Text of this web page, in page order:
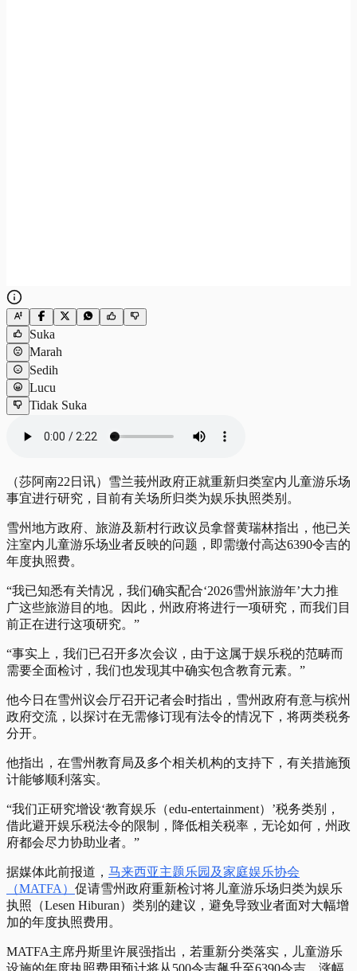
Suka
Marah
Sedih
Lucu
Tidak Suka
（莎阿南22日讯）雪兰莪州政府正就重新归类室内儿童游乐场
事宜进行研究，目前有关场所归类为娱乐执照类别。
雪州地方政府、旅游及新村行政议员拿督黄瑞林指出，他已关
注室内儿童游乐场业者反映的问题，即需缴付高达6390令吉的
年度执照费。
“我已知悉有关情况，我们确实配合‘2026雪州旅游年’大力推
广这些旅游目的地。因此，州政府将进行一项研究，而我们目
前正在进行这项研究。”
“事实上，我们已召开多次会议，由于这属于娱乐税的范畴而
需要全面检讨，我们也发现其中确实包含教育元素。”
他今日在雪州议会厅召开记者会时指出，雪州政府有意与槟州
政府交流，以探讨在无需修订现有法令的情况下，将两类税务
分开。
他指出，在雪州教育局及多个相关机构的支持下，有关措施预
计能够顺利落实。
“我们正研究增设‘教育娱乐（edu-entertainment）’税务类别，
借此避开娱乐税法令的限制，降低相关税率，无论如何，州政
府都会尽力协助业者。”
据媒体此前报道， 马来西亚主题乐园及家庭娱乐协会
（MATFA） 促请雪州政府重新检讨将儿童游乐场归类为娱乐
执照（Lesen Hiburan）类别的建议，避免导致业者面对大幅增
加的年度执照费用。
MATFA主席丹斯里许展强指出，若重新分类落实，儿童游乐
设施的年度执照费用预计将从500令吉飙升至6390令吉，涨幅